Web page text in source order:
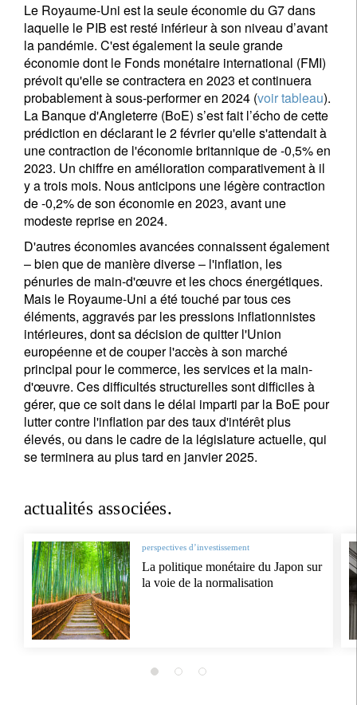
Le Royaume-Uni est la seule économie du G7 dans
laquelle le PIB est resté inférieur à son niveau d’avant
la pandémie. C'est également la seule grande
économie dont le Fonds monétaire international (FMI)
prévoit qu'elle se contractera en 2023 et continuera
probablement à sous-performer en 2024 (voir tableau).
La Banque d'Angleterre (BoE) s’est fait l’écho de cette
prédiction en déclarant le 2 février qu'elle s'attendait à
une contraction de l'économie britannique de -0,5% en
2023. Un chiffre en amélioration comparativement à il
y a trois mois. Nous anticipons une légère contraction
de -0,2% de son économie en 2023, avant une
modeste reprise en 2024.
D'autres économies avancées connaissent également
– bien que de manière diverse – l'inflation, les
pénuries de main-d'œuvre et les chocs énergétiques.
Mais le Royaume-Uni a été touché par tous ces
éléments, aggravés par les pressions inflationnistes
intérieures, dont sa décision de quitter l'Union
européenne et de couper l'accès à son marché
principal pour le commerce, les services et la main-
d'œuvre. Ces difficultés structurelles sont difficiles à
gérer, que ce soit dans le délai imparti par la BoE pour
lutter contre l'inflation par des taux d'intérêt plus
élevés, ou dans le cadre de la législature actuelle, qui
se terminera au plus tard en janvier 2025.
actualités associées.
perspectives d’investissement
La politique monétaire du Japon sur
la voie de la normalisation